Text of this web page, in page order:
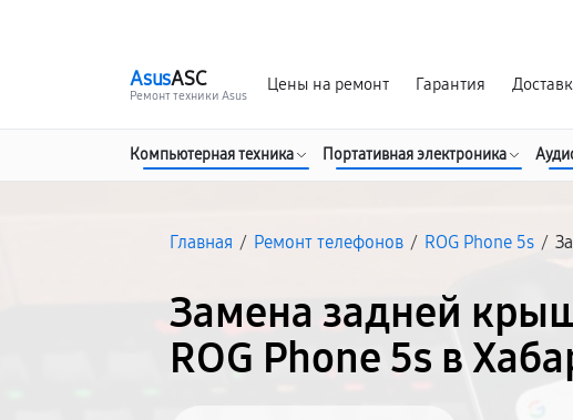
AsusASC
Ремонт техники Asus
Цены на ремонт Гарантия
Компьютерная техника Портативная электроника
Главная / Ремонт телефонов / ROG Phone 5s /
Замена задней
ROG Phone 5s в